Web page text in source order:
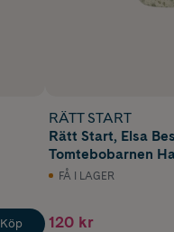
Köp
RÄTT START
Rätt Start, Elsa
Tomtebobarnen
ärm 1st
FÅ I LAGER
120 kr